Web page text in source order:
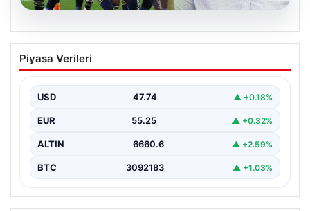
06.08.2026
Atletico Mineiro’dan Fenerbahçe’nin
orta sahasına sürpriz ilgi: Paulo Bracks
Atletico Mineiro cephesinden Fenerbahçe'nin orta saha
Piyasa Verileri
USD 47.74 ▲ +0.18%
EUR 55.25 ▲ +0.32%
ALTIN 6660.6 ▲ +2.59%
BTC 3092183 ▲ +1.03%